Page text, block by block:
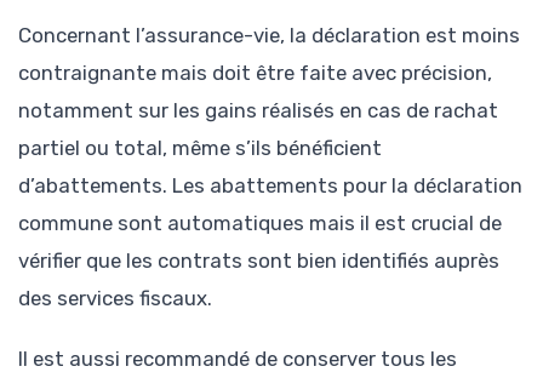
Concernant l’assurance-vie, la déclaration est moins
contraignante mais doit être faite avec précision,
notamment sur les gains réalisés en cas de rachat
partiel ou total, même s’ils bénéficient
d’abattements. Les abattements pour la déclaration
commune sont automatiques mais il est crucial de
vérifier que les contrats sont bien identifiés auprès
des services fiscaux.
Il est aussi recommandé de conserver tous les